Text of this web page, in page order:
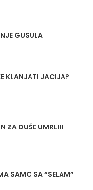
GUSULA
KLANJATI JACIJA?
ZA DUŠE UMRLIH
SAMO SA “SELAM”